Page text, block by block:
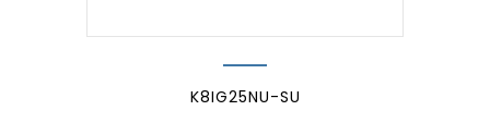
K8IG25NU-SU